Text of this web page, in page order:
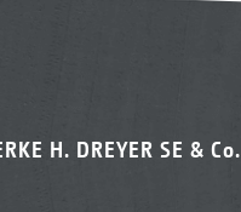
H. DREYER SE & Co.